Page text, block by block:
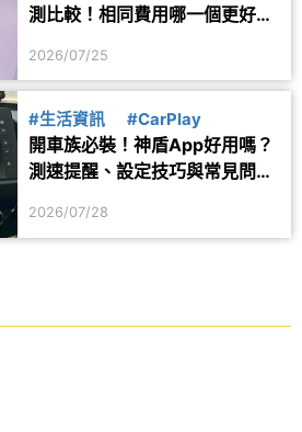
測比較！相同費用哪一個更好
2026/07/25
#生活資訊 #CarPlay
開車族必裝！神盾App好用嗎？
測速提醒、設定技巧與常見問題
2026/07/28